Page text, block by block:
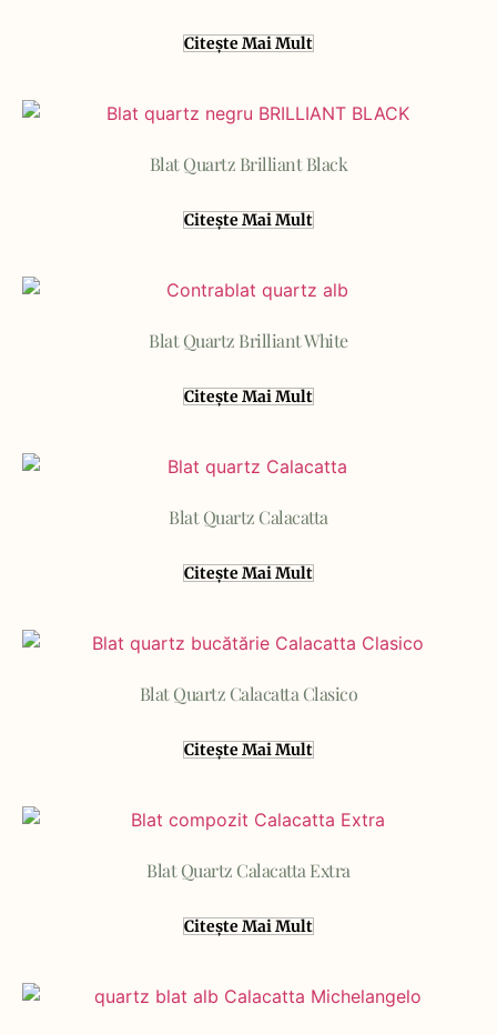
Citește Mai Mult
Blat Quartz Brilliant Black
Citește Mai Mult
Blat Quartz Brilliant White
Citește Mai Mult
Blat Quartz Calacatta
Citește Mai Mult
Blat Quartz Calacatta Clasico
Citește Mai Mult
Blat Quartz Calacatta Extra
Citește Mai Mult